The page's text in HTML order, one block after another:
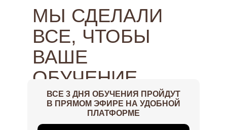
МЫ СДЕЛАЛИ
ВСЕ, ЧТОБЫ
ВАШЕ
ОБУЧЕНИЕ
ПРОШЛО
КОМФОРТНО И
ВСЕ 3 ДНЯ ОБУЧЕНИЯ ПРОЙДУТ
В ПРЯМОМ ЭФИРЕ НА УДОБНОЙ
ПЛАТФОРМЕ